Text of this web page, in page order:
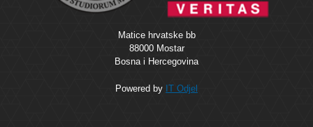
Matice hrvatske bb
88000 Mostar
Bosna i Hercegovina
Powered by IT Odjel